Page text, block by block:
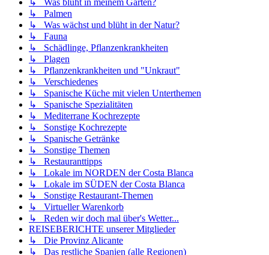
↳ Was blüht in meinem Garten?
↳ Palmen
↳ Was wächst und blüht in der Natur?
↳ Fauna
↳ Schädlinge, Pflanzenkrankheiten
↳ Plagen
↳ Pflanzenkrankheiten und "Unkraut"
↳ Verschiedenes
↳ Spanische Küche mit vielen Unterthemen
↳ Spanische Spezialitäten
↳ Mediterrane Kochrezepte
↳ Sonstige Kochrezepte
↳ Spanische Getränke
↳ Sonstige Themen
↳ Restauranttipps
↳ Lokale im NORDEN der Costa Blanca
↳ Lokale im SÜDEN der Costa Blanca
↳ Sonstige Restaurant-Themen
↳ Virtueller Warenkorb
↳ Reden wir doch mal über's Wetter...
REISEBERICHTE unserer Mitglieder
↳ Die Provinz Alicante
↳ Das restliche Spanien (alle Regionen)